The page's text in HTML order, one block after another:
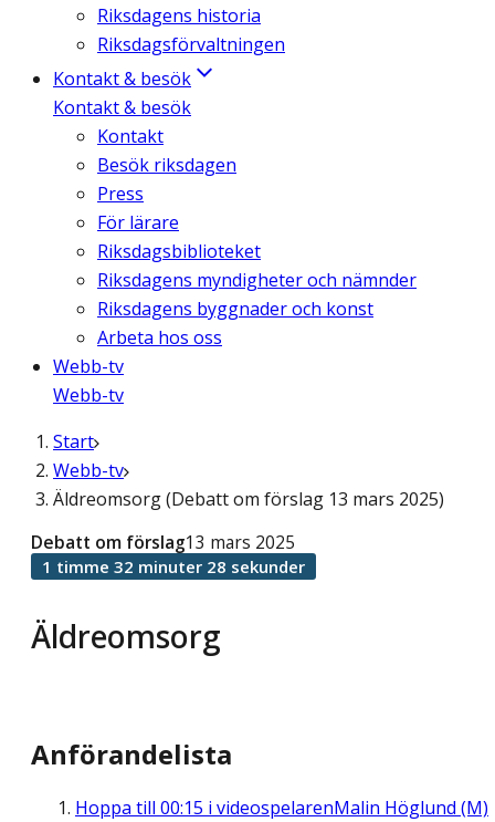
Riksdagens historia
Riksdagsförvaltningen
Kontakt & besök
Kontakt & besök
Kontakt
Besök riksdagen
Press
För lärare
Riksdagsbiblioteket
Riksdagens myndigheter och nämnder
Riksdagens byggnader och konst
Arbeta hos oss
Webb-tv
Webb-tv
Start
Webb-tv
Äldreomsorg (Debatt om förslag 13 mars 2025)
Äldreomsorg
Debatt om förslag13 mars 2025
1 timme 32 minuter 28 sekunder
Anförandelista
Hoppa till 00:15 i videospelarenMalin Höglund (M)